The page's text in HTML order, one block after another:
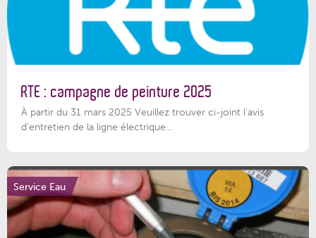
RTE : campagne de peinture 2025
À partir du 31 mars 2025 Veuillez trouver ci-joint l'avis
d'entretien de la ligne électrique...
Service Eau